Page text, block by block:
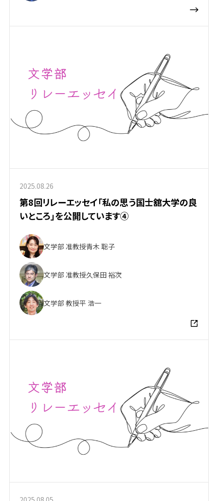
2025.08.26
第8回リレーエッセイ「私の思う国士舘大学の良
いところ」を公開しています④
文学部 准教授青木 聡子
文学部 准教授久保田 裕次
文学部 教授平 浩一